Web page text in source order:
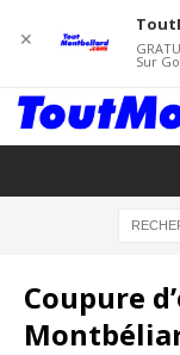
Coupure
✕
Sur